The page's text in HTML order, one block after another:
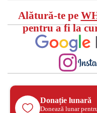
Alătură-te pe
pentru a fi la
Donație lunară
Donează lunar